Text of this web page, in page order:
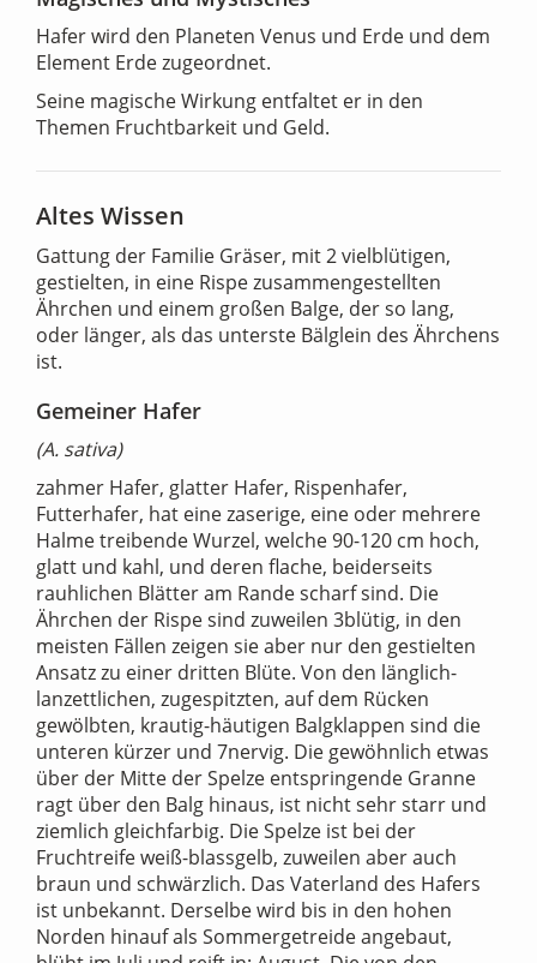
Hafer wird den Planeten Venus und Erde und dem
Element Erde zugeordnet.
Seine magische Wirkung entfaltet er in den
Themen Fruchtbarkeit und Geld.
Altes Wissen
Gattung der Familie Gräser, mit 2 vielblütigen,
gestielten, in eine Rispe zusammengestellten
Ährchen und einem großen Balge, der so lang,
oder länger, als das unterste Bälglein des Ährchens
ist.
Gemeiner Hafer
(A. sativa)
zahmer Hafer, glatter Hafer, Rispenhafer,
Futterhafer, hat eine zaserige, eine oder mehrere
Halme treibende Wurzel, welche 90-120 cm hoch,
glatt und kahl, und deren flache, beiderseits
rauhlichen Blätter am Rande scharf sind. Die
Ährchen der Rispe sind zuweilen 3blütig, in den
meisten Fällen zeigen sie aber nur den gestielten
Ansatz zu einer dritten Blüte. Von den länglich-
lanzettlichen, zugespitzten, auf dem Rücken
gewölbten, krautig-häutigen Balgklappen sind die
unteren kürzer und 7nervig. Die gewöhnlich etwas
über der Mitte der Spelze entspringende Granne
ragt über den Balg hinaus, ist nicht sehr starr und
ziemlich gleichfarbig. Die Spelze ist bei der
Fruchtreife weiß-blassgelb, zuweilen aber auch
braun und schwärzlich. Das Vaterland des Hafers
ist unbekannt. Derselbe wird bis in den hohen
Norden hinauf als Sommergetreide angebaut,